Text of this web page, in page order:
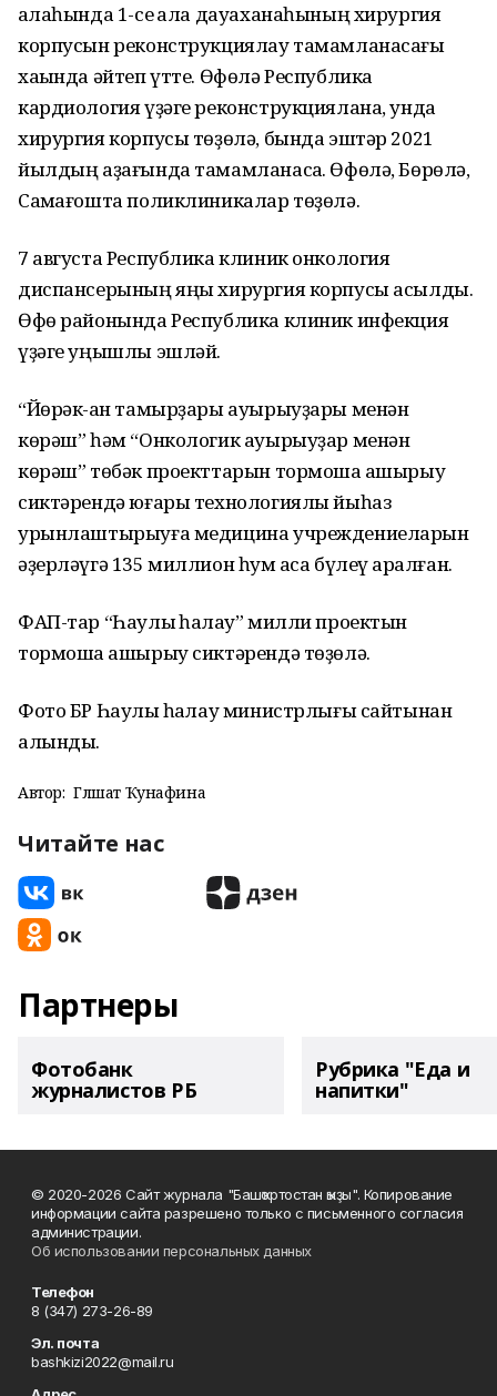
ҡалаһында 1-се ҡала дауаханаһының хирургия
корпусын реконструкциялау тамамланасағы
хаҡында әйтеп үтте. Өфөлә Республика
кардиология үҙәге реконструкциялана, унда
хирургия корпусы төҙөлә, бында эштәр 2021
йылдың аҙағында тамамланасаҡ. Өфөлә, Бөрөлә,
Саҡмағошта поликлиникалар төҙөлә.
7 августа Республика клиник онкология
диспансерының яңы хирургия корпусы асылды.
Өфө районында Республика клиник инфекция
үҙәге уңышлы эшләй.
“Йөрәк-ҡан тамырҙары ауырыуҙары менән
көрәш” һәм “Онкологик ауырыуҙар менән
көрәш” төбәк проекттарын тормошҡа ашырыу
сиктәрендә юғары технологиялы йыһаз
урынлаштырыуға медицина учреждениеларын
әҙерләүгә 135 миллион һум аҡса бүлеү ҡаралған.
ФАП-тар “Һаулыҡ һаҡлау” милли проектын
тормошҡа ашырыу сиктәрендә төҙөлә.
Фото БР Һаулыҡ һаҡлау министрлығы сайтынан
алынды.
Автор: Гөлшат Ҡунафина
Читайте нас
Партнеры
Фотобанк
журналистов РБ
Рубрика "Еда и
напитки"
© 2020-2026 Сайт журнала "Башҡортостан ҡыҙы". Копирование
информации сайта разрешено только с письменного согласия
администрации.
Об использовании персональных данных
Телефон
8 (347) 273-26-89
Эл. почта
bashkizi2022@mail.ru